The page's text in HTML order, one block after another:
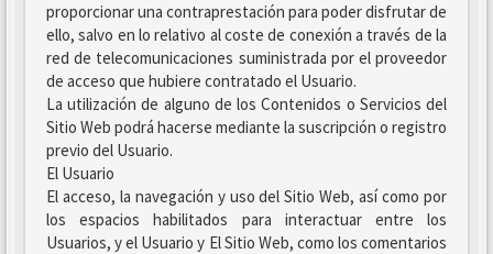
proporcionar una contraprestación para poder disfrutar de
ello, salvo en lo relativo al coste de conexión a través de la
red de telecomunicaciones suministrada por el proveedor
de acceso que hubiere contratado el Usuario.
La utilización de alguno de los Contenidos o Servicios del
Sitio Web podrá hacerse mediante la suscripción o registro
previo del Usuario.
El Usuario
El acceso, la navegación y uso del Sitio Web, así como por
los espacios habilitados para interactuar entre los
Usuarios, y el Usuario y El Sitio Web, como los comentarios